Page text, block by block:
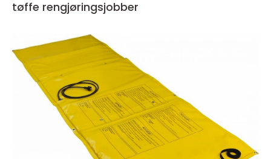
tøffe rengjøringsjobber